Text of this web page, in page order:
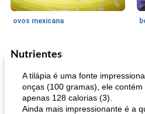
ovos mexicana
Pães De Fermento
Nutrientes
A tilápia é uma fonte
onças (100 gramas), ele
apenas 128 calorias (3).
Ainda mais impressionante é a